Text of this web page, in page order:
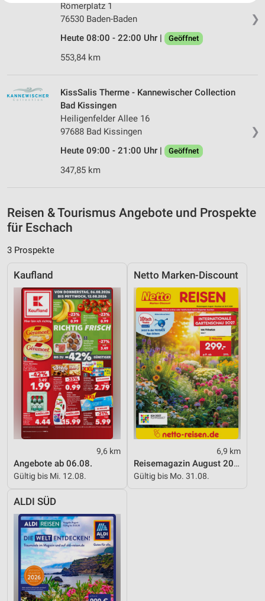
❯
Römerplatz 1
76530 Baden-Baden
Heute 08:00 - 22:00 Uhr |
Geöffnet
553,84 km
❯
KissSalis Therme - Kannewischer Collection
Bad Kissingen
Heiligenfelder Allee 16
97688 Bad Kissingen
Heute 09:00 - 21:00 Uhr |
Geöffnet
347,85 km
Reisen & Tourismus Angebote und Prospekte
für Eschach
3 Prospekte
Kaufland
9,6 km
Angebote ab 06.08.
Gültig bis Mi. 12.08.
Netto Marken-Discount
6,9 km
Reisemagazin August 2026
Gültig bis Mo. 31.08.
ALDI SÜD
Website/App.
Partnerliste anzeigen (1 IAB-Anbieter)
Wir nutzen Ihre Daten für folgende Zwecke:
Verwendung reduzierter Daten zur Auswahl von
Werbeanzeigen
Erstellung von Profilen für personalisierte
Verwendung von Profilen zur Auswahl
Erstellung von Profilen zur Personalisierung
von Inhalten
personalisierter Inhalte
Messung der Werbeleistung
Messung der Performance von Inhalten
Analyse von Zielgruppen durch Statistiken oder
Kombinationen von Daten aus verschiedenen
Quellen
Entwicklung und Verbesserung der Angebote
Verwendung reduzierter Daten zur Auswahl von
Inhalten
IAB-Besonderheiten:
Verwendung genauer Standortdaten
Geräte anhand von aktiv angeforderten
Informationen identifizieren
Nicht-IAB-Verarbeitungszwecke:
Notwendig
Performance
Funktional
Werbung